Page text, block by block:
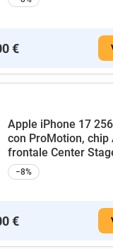
€
Apple iPhone 17
con ProMotion,
frontale Center
−8%
€